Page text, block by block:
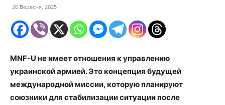
20 Вересня, 2025
MNF-U не имеет отношения к управлению
украинской армией. Это концепция будущей
международной миссии, которую планируют
союзники для стабилизации ситуации после